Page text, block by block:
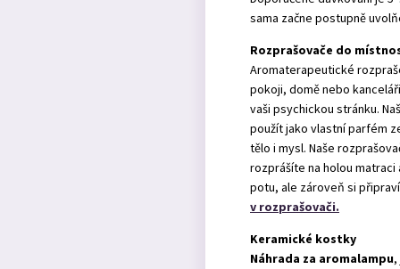
sama začne postupně
Rozprašovače do
Aromaterapeutické
pokoji, domě nebo
vaši psychickou stránku.
použít jako vlastní parfém
tělo i mysl. Naše
rozprášíte na holou
potu, ale zároveň si
v rozprašovači.
Keramické kostky
Náhrada za aromalampu